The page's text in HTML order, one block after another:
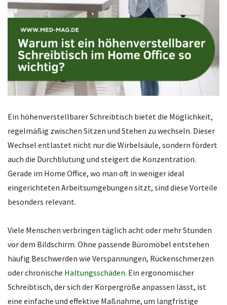
Ein höhenverstellbarer Schreibtisch bietet die Möglichkeit,
regelmäßig zwischen Sitzen und Stehen zu wechseln. Dieser
Wechsel entlastet nicht nur die Wirbelsäule, sondern fördert
auch die Durchblutung und steigert die Konzentration.
Gerade im Home Office, wo man oft in weniger ideal
eingerichteten Arbeitsumgebungen sitzt, sind diese Vorteile
besonders relevant.
Viele Menschen verbringen täglich acht oder mehr Stunden
vor dem Bildschirm. Ohne passende Büromöbel entstehen
häufig Beschwerden wie Verspannungen, Rückenschmerzen
oder chronische Haltungsschäden. Ein ergonomischer
Schreibtisch, der sich der Körpergröße anpassen lässt, ist
eine einfache und effektive Maßnahme, um langfristige